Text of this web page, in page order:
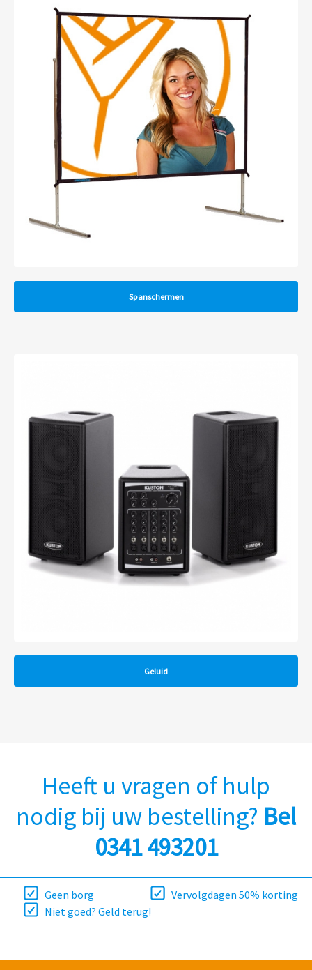
Spanschermen
Geluid
Heeft u vragen of hulp
nodig bij uw bestelling? Bel
0341 493201
Geen borg
Vervolgdagen 50% korting
Niet goed? Geld terug!